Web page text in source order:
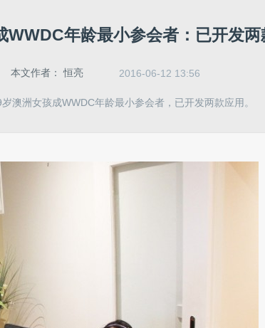
WWDC年龄最小参会者：已开发两
本文作者：恒亮 2016-06-12 13:56
澳洲女孩成WWDC年龄最小参会者，已开发两款应用。